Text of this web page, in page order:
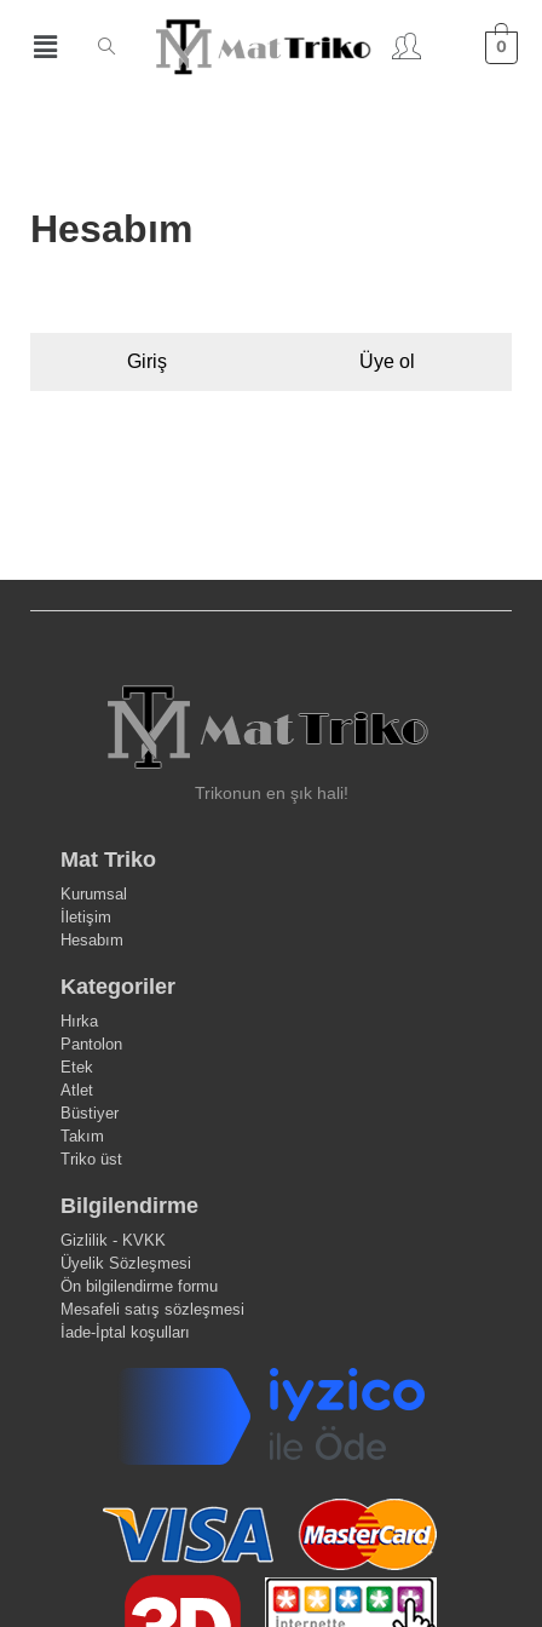
0
Hesabım
Giriş Üye ol
Trikonun en şık hali!
Mat Triko
Kurumsal
İletişim
Hesabım
Kategoriler
Hırka
Pantolon
Etek
Atlet
Büstiyer
Takım
Triko üst
Bilgilendirme
Gizlilik - KVKK
Üyelik Sözleşmesi
Ön bilgilendirme formu
Mesafeli satış sözleşmesi
İade-İptal koşulları